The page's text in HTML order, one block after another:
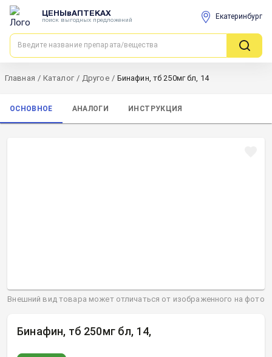
ЦЕНЫвАПТЕКАХ
поиск выгодных предложений Екатеринбург
Главная / Каталог / Другое / Бинафин, тб 250мг бл, 14
ОСНОВНОЕ АНАЛОГИ ИНСТРУКЦИЯ
Бинафин, тб 250мг бл, 14,
Внешний вид товара может отличаться от изображенного на фото